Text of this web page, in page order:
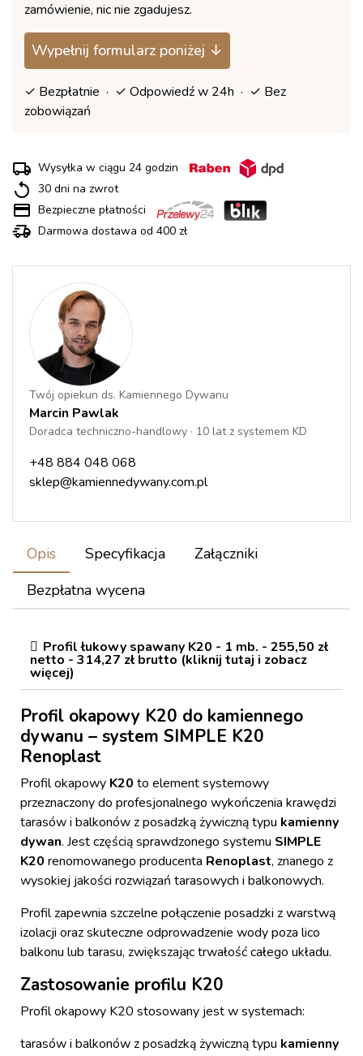
zamówienie, nic nie zgadujesz.
Wypełnij formularz poniżej ↓
✓ Bezpłatnie · ✓ Odpowiedź w 24h · ✓ Bez
zobowiązań
Wysyłka w ciągu 24 godzin
30 dni na zwrot
Bezpieczne płatności
Darmowa dostawa od 400 zł
Twój opiekun ds. Kamiennego Dywanu
Marcin Pawlak
Doradca techniczno-handlowy · 10 lat z systemem KD
+48 884 048 068
sklep@kamiennedywany.com.pl
Opis Specyfikacja
Załączniki
Bezpłatna wycena
Profil łukowy spawany K20 - 1 mb. - 255,50 zł
netto - 314,27 zł brutto (kliknij tutaj i zobacz
więcej)
Profil okapowy K20 do kamiennego
dywanu – system SIMPLE K20
Renoplast
Profil okapowy K20 to element systemowy
przeznaczony do profesjonalnego wykończenia krawędzi
tarasów i balkonów z posadzką żywiczną typu kamienny
dywan. Jest częścią sprawdzonego systemu SIMPLE
K20 renomowanego producenta Renoplast, znanego z
wysokiej jakości rozwiązań tarasowych i balkonowych.
Profil zapewnia szczelne połączenie posadzki z warstwą
izolacji oraz skuteczne odprowadzenie wody poza lico
balkonu lub tarasu, zwiększając trwałość całego układu.
Zastosowanie profilu K20
Profil okapowy K20 stosowany jest w systemach:
tarasów i balkonów z posadzką żywiczną typu kamienny